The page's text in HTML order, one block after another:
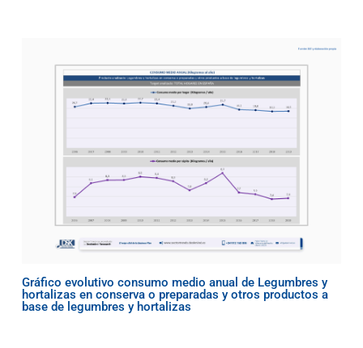
Gráfico evolutivo consumo medio anual de Legumbres y
hortalizas en conserva o preparadas y otros productos a
base de legumbres y hortalizas